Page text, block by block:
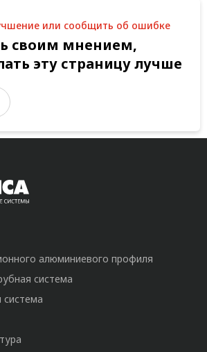
или сообщить об ошибке
своим мнением,
эту страницу лучше
алюминиевого профиля
система